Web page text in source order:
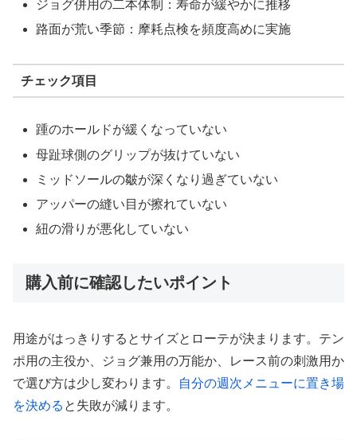
ジョグ併用の二本体制：寿命が緩やかに推移
路面が荒い季節：摩耗点検を頻度高めに実施
チェック項目
踵のホールドが緩くなっていない
母趾球側のグリップが抜けていない
ミッドソールの皺が深くなり過ぎていない
アッパーの縫い目が擦れていない
紐の滑りが悪化していない
購入前に確認したいポイント
用途がはっきりするとサイズとローテが決まります。テン
ポ用の主役か、ジョグ兼用の万能か、レース前の刺激用か
で選び方は少し変わります。
自分の週次メニューに置き場
を決める と失敗が減ります。